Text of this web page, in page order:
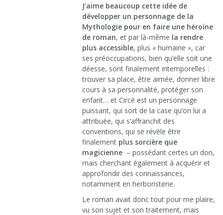
J’aime beaucoup cette idée de
développer un personnage de la
Mythologie pour en faire une héroïne
de roman, et par là-même la rendre
plus accessible, plus « humaine », car
ses préoccupations, bien qu’elle soit une
déesse, sont finalement intemporelles :
trouver sa place, être aimée, donner libre
cours à sa personnalité, protéger son
enfant… et Circé est un personnage
puissant, qui sort de la case qu’on lui a
attribuée, qui s’affranchit des
conventions, qui se révèle être
finalement plus sorcière que
magicienne – possédant certes un don,
mais cherchant également à acquérir et
approfondir des connaissances,
notamment en herboristerie.
Le roman avait donc tout pour me plaire,
vu son sujet et son traitement, mais